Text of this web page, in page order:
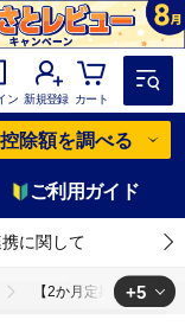
ン 新規登録 カート
控除額を調べる
ご利用ガイド
に関して
【2か月定期便】爽健
+5